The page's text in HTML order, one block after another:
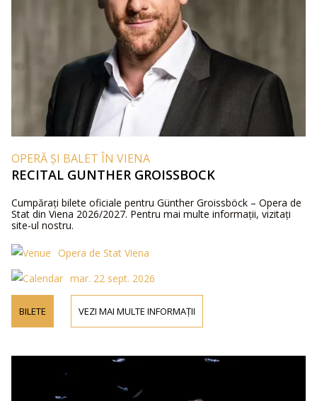
OPERĂ ȘI BALET ÎN VIENA
RECITAL GUNTHER GROISSBOCK
Cumpărați bilete oficiale pentru Günther Groissböck – Opera de
Stat din Viena 2026/2027. Pentru mai multe informații, vizitați
site-ul nostru.
Opera de Stat Viena
mar. 22 sept. 2026
BILETE VEZI MAI MULTE INFORMAȚII